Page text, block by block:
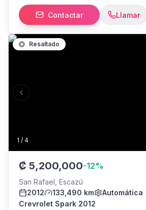
condiciones en punto de venta
Contactar
Llamar
1 / 4
Previous slide
Resaltado
₡ 5,200,000-12%
San Rafael, Escazú
2012
133,490 km
Automática
Crevrolet Spark 2012